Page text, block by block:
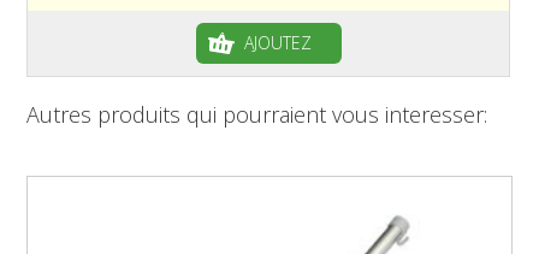
AJOUTEZ
Autres produits qui pourraient vous interesser: